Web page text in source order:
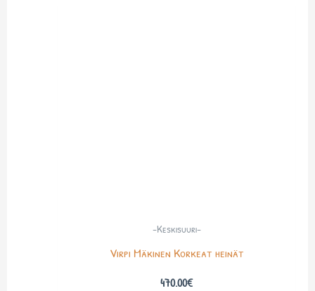
-Keskisuuri-
Virpi Mäkinen Korkeat heinät
470.00€